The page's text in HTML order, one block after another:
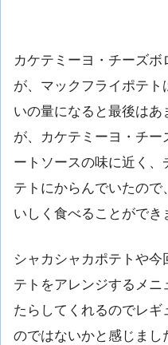
カケテミーヨ・チーズ
が、マックフライポテト
いの量になると最後は
が、カケテミーヨ・チー
ートソースの味に近く
テトにからんでいたの
いしく食べることができ
シャカシャカポテトや
テトをアレンジするメ
たらしてくれるのでレ
のではないかと感じまし